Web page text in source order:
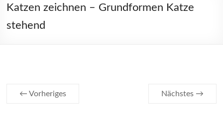
Katzen zeichnen – Grundformen Katze
stehend
← Vorheriges Nächstes →